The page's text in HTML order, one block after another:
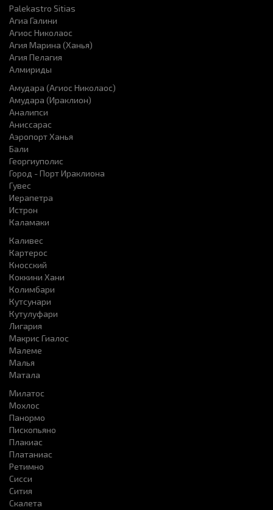
Palekastro Sitias
Агиа Галини
Агиос Николаос
Агия Марина (Ханья)
Агия Пелагия
Алмириды
Амудара (Агиос Николаос)
Амудара (Ираклион)
Аналипси
Аниссарас
Аэропорт Ханья
Бали
Георгиуполис
Город - Порт Ираклиона
Гувес
Иерапетра
Истрон
Каламаки
Каливес
Картерос
Кносский
Коккини Хани
Колимбари
Кутсунари
Кутулуфари
Лигария
Макрис Гиалос
Малеме
Малья
Матала
Милатос
Мохлос
Панормо
Пископьяно
Плакиас
Платаниас
Ретимно
Сисси
Сития
Скалета